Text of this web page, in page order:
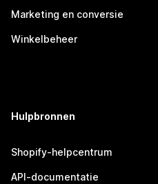
Marketing en conversie
Winkelbeheer
Hulpbronnen
Shopify-helpcentrum
API-documentatie